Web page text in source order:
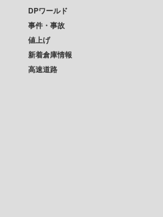
DPワールド
事件・事故
値上げ
新着倉庫情報
高速道路